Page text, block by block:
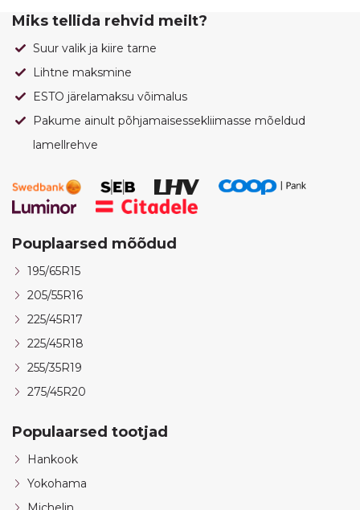
Miks tellida rehvid meilt?
Suur valik ja kiire tarne
Lihtne maksmine
ESTO järelamaksu võimalus
Pakume ainult põhjamaisessekliimasse mõeldud
lamellrehve
Pouplaarsed mõõdud
195/65R15
205/55R16
225/45R17
225/45R18
255/35R19
275/45R20
Populaarsed tootjad
Hankook
Yokohama